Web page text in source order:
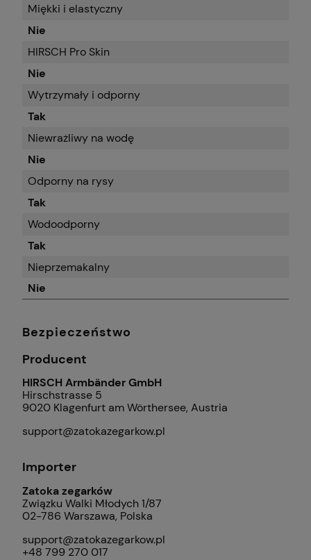
Miękki i elastyczny
Nie
HIRSCH Pro Skin
Nie
Wytrzymały i odporny
Tak
Niewrażliwy na wodę
Nie
Odporny na rysy
Tak
Wodoodporny
Tak
Nieprzemakalny
Nie
Bezpieczeństwo
Producent
HIRSCH Armbänder GmbH
Hirschstrasse 5
9020 Klagenfurt am Wörthersee, Austria
support@zatokazegarkow.pl
Importer
Zatoka zegarków
Związku Walki Młodych 1/87
02-786 Warszawa, Polska
support@zatokazegarkow.pl
+48 799 270 017